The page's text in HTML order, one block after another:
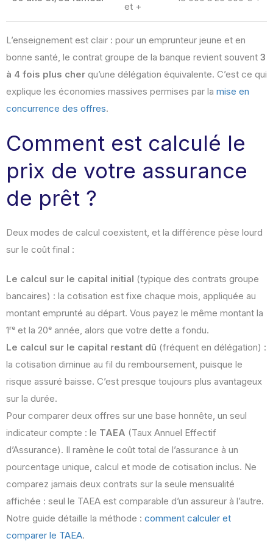
et +
L’enseignement est clair : pour un emprunteur jeune et en
bonne santé, le contrat groupe de la banque revient souvent 3
à 4 fois plus cher qu’une délégation équivalente. C’est ce qui
explique les économies massives permises par la mise en
concurrence des offres.
Comment est calculé le
prix de votre assurance
de prêt ?
Deux modes de calcul coexistent, et la différence pèse lourd
sur le coût final :
Le calcul sur le capital initial (typique des contrats groupe
bancaires) : la cotisation est fixe chaque mois, appliquée au
montant emprunté au départ. Vous payez le même montant la
1ʳᵉ et la 20ᵉ année, alors que votre dette a fondu.
Le calcul sur le capital restant dû (fréquent en délégation) :
la cotisation diminue au fil du remboursement, puisque le
risque assuré baisse. C’est presque toujours plus avantageux
sur la durée.
Pour comparer deux offres sur une base honnête, un seul
indicateur compte : le TAEA (Taux Annuel Effectif
d’Assurance). Il ramène le coût total de l’assurance à un
pourcentage unique, calcul et mode de cotisation inclus. Ne
comparez jamais deux contrats sur la seule mensualité
affichée : seul le TAEA est comparable d’un assureur à l’autre.
Notre guide détaille la méthode : comment calculer et
comparer le TAEA.